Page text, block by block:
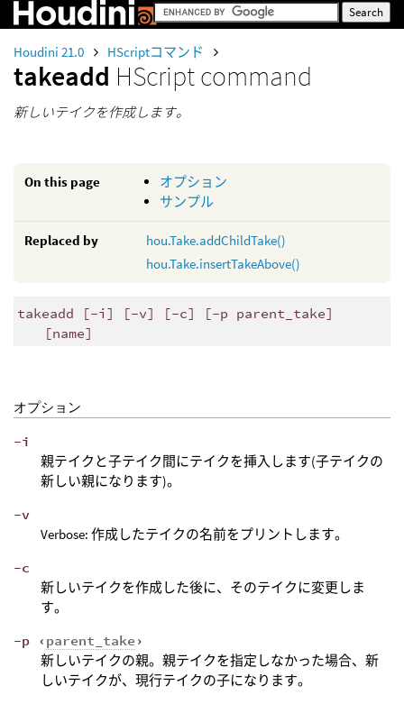
Houdini 21.0 HScriptコマンド
takeadd HScript command
新しいテイクを作成します。
On this page
オプション
サンプル
Replaced by
hou.Take.addChildTake()
hou.Take.insertTakeAbove()
takeadd [-i] [-v] [-c] [-p parent_take]
[name]
オプション
-i
親テイクと子テイク間にテイクを挿入します(子テイクの
新しい親になります)。
-v
Verbose: 作成したテイクの名前をプリントします。
-c
新しいテイクを作成した後に、そのテイクに変更しま
す。
-p ‹ parent_take ›
新しいテイクの親。親テイクを指定しなかった場合、新
しいテイクが、現行テイクの子になります。